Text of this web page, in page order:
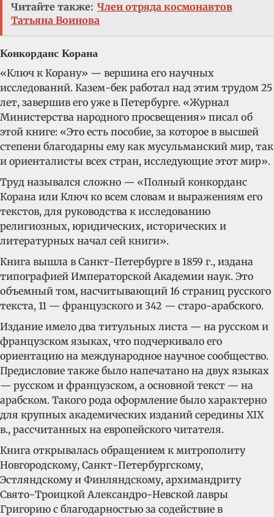
Читайте также: Член отряда космонавтов
Татьяна Воинова
Конкорданс Корана
«Ключ к Корану» — вершина его научных
исследований. Казем-бек работал над этим трудом 25
лет, завершив его уже в Петербурге. «Журнал
Министерства народного просвещения» писал об
этой книге: «Это есть пособие, за которое в высшей
степени благодарны ему как мусульманский мир, так
и ориенталисты всех стран, исследующие этот мир».
Труд назывался сложно — «Полный конкорданс
Корана или Ключ ко всем словам и выражениям его
текстов, для руководства к исследованию
религиозных, юридических, исторических и
литературных начал сей книги».
Книга вышла в Санкт-Петербурге в 1859 г., издана
типографией Императорской Академии наук. Это
объемный том, насчитывающий 16 страниц русского
текста, 11 — французского и 342 — старо-арабского.
Издание имело два титульных листа — на русском и
французском языках, что подчеркивало его
ориентацию на международное научное сообщество.
Предисловие также было напечатано на двух языках
— русском и французском, а основной текст — на
арабском. Такого рода оформление было характерно
для крупных академических изданий середины XIX
в., рассчитанных на европейского читателя.
Книга открывалась обращением к митрополиту
Новгородскому, Санкт-Петербургскому,
Эстляндскому и Финляндскому, архимандриту
Свято-Троицкой Александро-Невской лавры
Григорию с благодарностью за содействие в